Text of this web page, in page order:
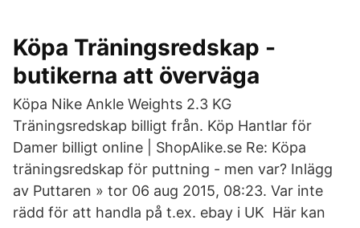
Köpa Träningsredskap -
butikerna att överväga
Köpa Nike Ankle Weights 2.3 KG
Träningsredskap billigt från. Köp Hantlar för
Damer billigt online | ShopAlike.se Re: Köpa
träningsredskap för puttning - men var? Inlägg
av Puttaren » tor 06 aug 2015, 08:23. Var inte
rädd för att handla på t.ex. ebay i UK Här kan